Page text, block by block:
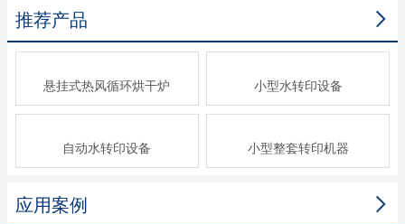

推荐产品
悬挂式热风循环烘干炉 小型水转印设备
自动水转印设备 小型整套转印机器

应用案例